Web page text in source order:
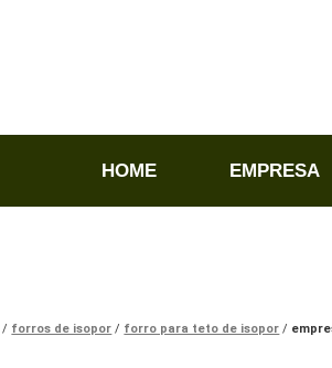
HOME EMPRESA
forros de isopor forro para teto de isopor